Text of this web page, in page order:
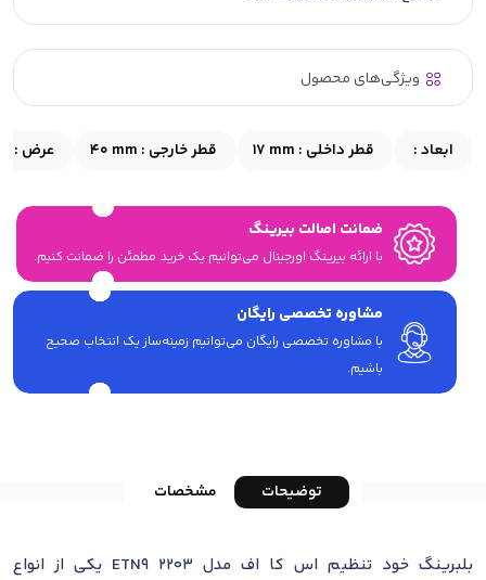
ویژگی‌های محصول
ابعاد : قطر داخلی : 17 mm قطر خارجی : 40 mm عرض :
ضمانت اصالت بیرینگ
با ارائه بیرینگ اورجینال می‎‌توانیم یک خرید مطمئن را ضمانت کنیم.
مشاوره تخصصی رایگان
با مشاوره تخصصی رایگان می‌توانیم زمینه‌ساز یک انتخاب صحیح
باشیم.
توضیحات مشخصات
بلبرینگ خود تنظیم اس کا اف مدل 2203 ETN9 یکی از انواع